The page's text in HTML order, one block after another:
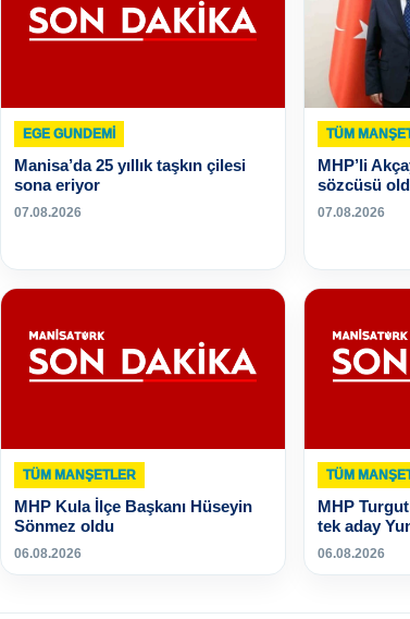
EGE GUNDEMİ
Manisa’da 25 yıllık taşkın çilesi
sona eriyor
07.08.2026
TÜM
MHP’li
sözcüsü
07.08.2026
TÜM MANŞETLER
MHP Kula İlçe Başkanı Hüseyin
Sönmez oldu
06.08.2026
TÜM
MHP
tek aday
06.08.2026